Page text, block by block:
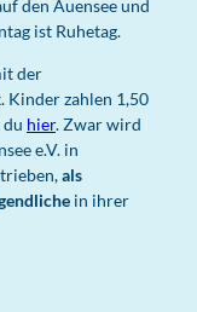
den Auensee und
ist Ruhetag.
der
Kinder zahlen 1,50
du hier. Zwar wird
e.V. in
als
in ihrer